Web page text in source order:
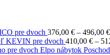
pre dvoch 376,00 € – 496,00 €
KEVIN pre dvoch 410,00 € –